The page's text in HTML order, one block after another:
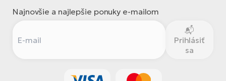
Najnovšie a najlepšie ponuky e-mailom
Prihlásiť
sa